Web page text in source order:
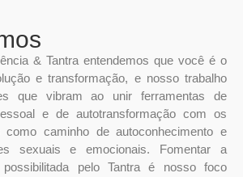
& Tantra entendemos que você é o
e transformação, e nosso trabalho
que vibram ao unir ferramentas de
e de autotransformação com os
como caminho de autoconhecimento e
sexuais e emocionais. Fomentar a
possibilitada pelo Tantra é nosso foco